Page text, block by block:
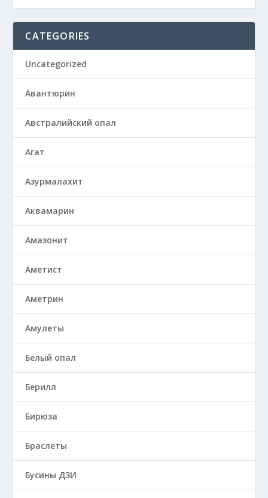
CATEGORIES
Uncategorized
Авантюрин
Австралийский опал
Агат
Азурмалахит
Аквамарин
Амазонит
Аметист
Аметрин
Амулеты
Белый опал
Берилл
Бирюза
Браслеты
Бусины ДЗИ